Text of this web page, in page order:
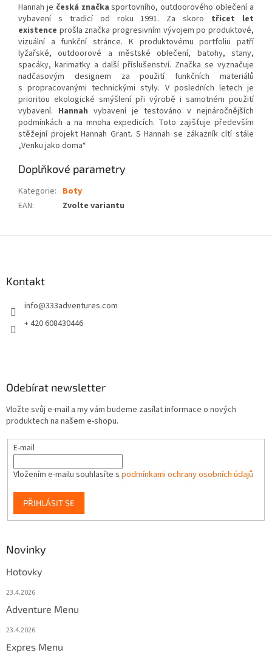
Hannah je česká značka sportovního, outdoorového oblečení a
vybavení s tradicí od roku 1991. Za skoro třicet let
existence prošla značka progresivním vývojem po produktové,
vizuální a funkční stránce. K produktovému portfoliu patří
lyžařské, outdoorové a městské oblečení, batohy, stany,
spacáky, karimatky a další příslušenství. Značka se vyznačuje
nadčasovým designem za použití funkčních materiálů
s propracovanými technickými styly. V posledních letech je
prioritou ekologické smýšlení při výrobě i samotném použití
vybavení. Hannah vybavení je testováno v nejnáročnějších
podmínkách a na mnoha expedicích. Toto zajišťuje především
stěžejní projekt Hannah Grant. S Hannah se zákazník cítí stále
„Venku jako doma“
Doplňkové parametry
Kategorie: Boty
EAN: Zvolte variantu
Kontakt
info@333adventures.com
+ 420 608430446
Odebírat newsletter
Vložte svůj e-mail a my vám budeme zasílat informace o nových
produktech na našem e-shopu.
E-mail
Vložením e-mailu souhlasíte s podmínkami ochrany osobních údajů
PŘIHLÁSIT SE
Novinky
Hotovky
23.4.2026
Adventure Menu
23.4.2026
Expres Menu